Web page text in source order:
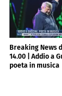
Breaking News
14.00 | Addio a
poeta in musica